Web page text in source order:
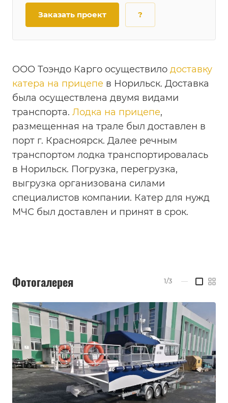
Заказать проект ?
ООО Тоэндо Карго осуществило доставку
катера на прицепе в Норильск. Доставка
была осуществлена двумя видами
транспорта. Лодка на прицепе,
размещенная на трале был доставлен в
порт г. Красноярск. Далее речным
транспортом лодка транспортировалась
в Норильск. Погрузка, перегрузка,
выгрузка организована силами
специалистов компании. Катер для нужд
МЧС был доставлен и принят в срок.
Фотогалерея 1/3 —